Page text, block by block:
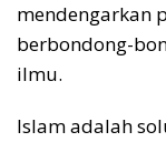
mendengarkan
berbondong-
ilmu.
Islam adalah